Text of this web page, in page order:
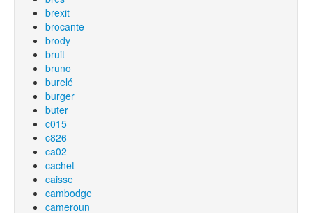
brexit
brocante
brody
bruit
bruno
burelé
burger
buter
c015
c826
ca02
cachet
caisse
cambodge
cameroun